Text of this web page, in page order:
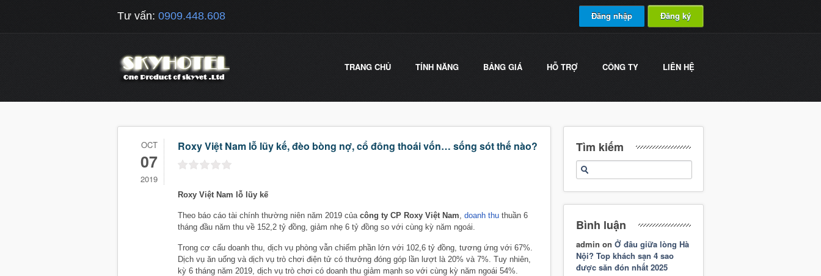
Tư vấn: 0909.448.608 Đăng nhập Đăng ký
TRANG CHỦ TÍNH NĂNG BẢNG GIÁ HỖ TRỢ CÔNG TY LIÊN HỆ
OCT
07
2019
Roxy Việt Nam lỗ lũy kế, đèo bòng nợ, cổ đông thoái vốn… sống sót thế nào?
Roxy Việt Nam lỗ lũy kế
Theo báo cáo tài chính thường niên năm 2019 của công ty CP Roxy Việt Nam, doanh thu thuần 6
tháng đầu năm thu về 152,2 tỷ đồng, giảm nhẹ 6 tỷ đồng so với cùng kỳ năm ngoái.
Trong cơ cấu doanh thu, dịch vụ phòng vẫn chiếm phần lớn với 102,6 tỷ đồng, tương ứng với 67%.
Dịch vụ ăn uống và dịch vụ trò chơi điện tử có thưởng đóng góp lần lượt là 20% và 7%. Tuy nhiên,
kỳ 6 tháng năm 2019, dịch vụ trò chơi có doanh thu giảm mạnh so với cùng kỳ năm ngoái 54%.
Tìm kiếm
Bình luận
admin on Ở đâu giữa lòng Hà
Nội? Top khách sạn 4 sao
được săn đón nhất 2025